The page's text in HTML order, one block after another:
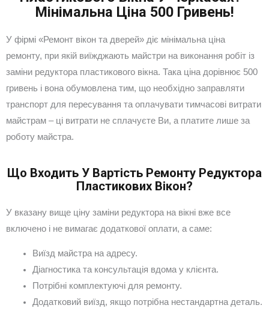
Мінімальна Ціна 500 Гривень!
У фірмі «Ремонт вікон та дверей» діє мінімальна ціна
ремонту, при якій виїжджають майстри на виконання робіт із
заміни редуктора пластикового вікна. Така ціна дорівнює 500
гривень і вона обумовлена тим, що необхідно заправляти
транспорт для пересування та оплачувати тимчасові витрати
майстрам – ці витрати не сплачуєте Ви, а платите лише за
роботу майстра.
Що Входить У Вартість Ремонту Редуктора
Пластикових Вікон?
У вказану вище ціну заміни редуктора на вікні вже все
включено і не вимагає додаткової оплати, а саме:
Виїзд майстра на адресу.
Діагностика та консультація вдома у клієнта.
Потрібні комплектуючі для ремонту.
Додатковий виїзд, якщо потрібна нестандартна деталь.